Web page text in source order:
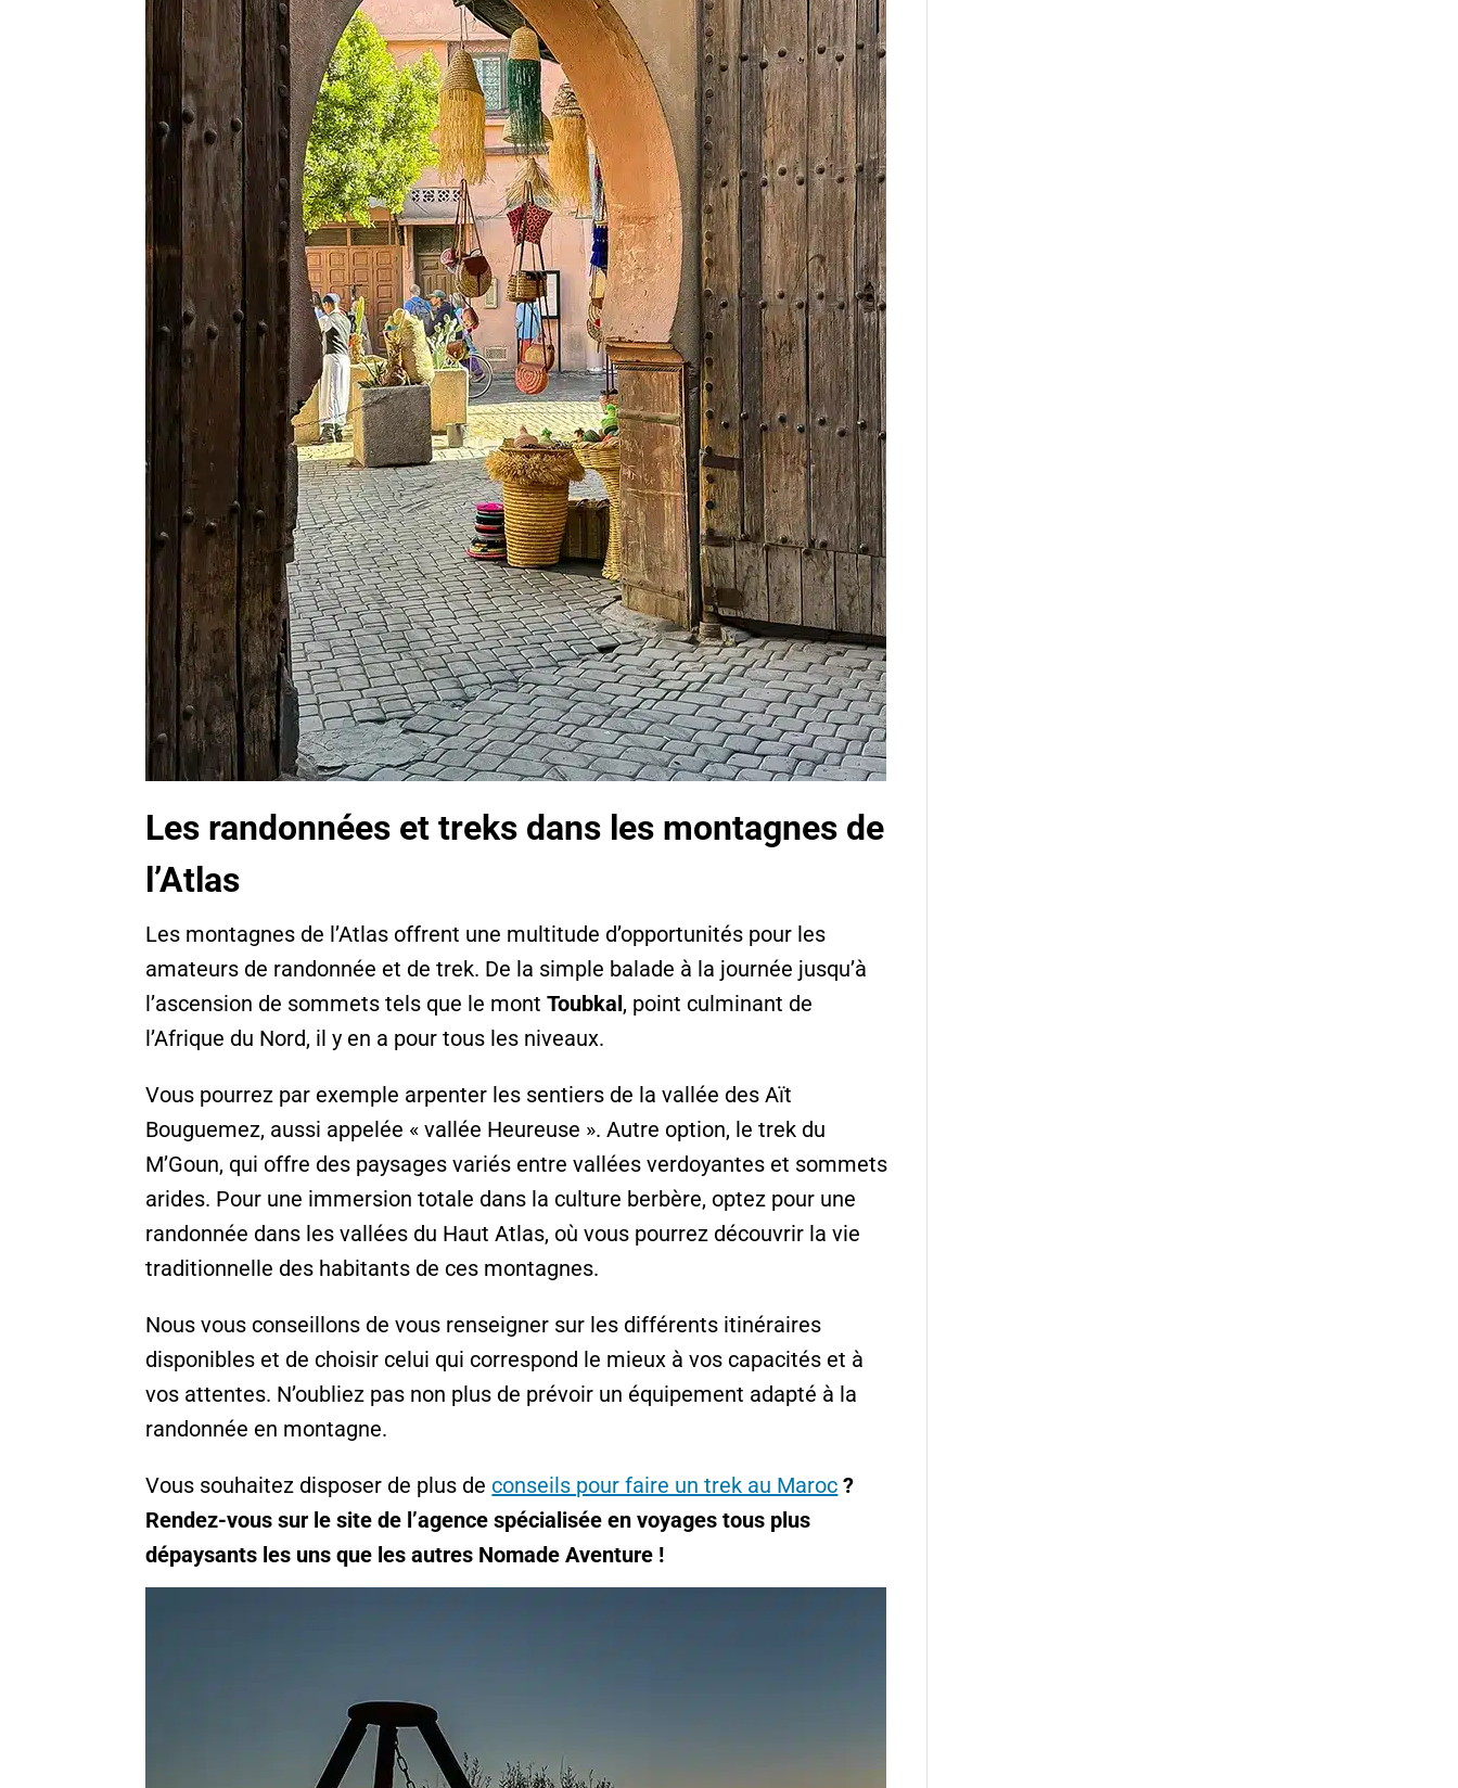
Les randonnées et treks dans les montagnes de
l’Atlas
Les montagnes de l’Atlas offrent une multitude d’opportunités pour les
amateurs de randonnée et de trek. De la simple balade à la journée jusqu’à
l’ascension de sommets tels que le montToubkal, point culminant de
l’Afrique du Nord, il y en a pour tous les niveaux.
Vous pourrez par exemple arpenter les sentiers de la vallée des Aït
Bouguemez, aussi appelée « vallée Heureuse ». Autre option, le trek du
M’Goun, qui offre des paysages variés entre vallées verdoyantes et sommets
arides. Pour une immersion totale dans la culture berbère, optez pour une
randonnée dans les vallées du Haut Atlas, où vous pourrez découvrir la vie
traditionnelle des habitants de ces montagnes.
Nous vous conseillons de vous renseigner sur les différents itinéraires
disponibles et de choisir celui qui correspond le mieux à vos capacités et à
vos attentes. N’oubliez pas non plus de prévoir un équipement adapté à la
randonnée en montagne.
Vous souhaitez disposer de plus de conseils pour faire un trek au Maroc ?
Rendez-vous sur le site de l’agence spécialisée en voyages tous plus
dépaysants les uns que les autres Nomade Aventure !